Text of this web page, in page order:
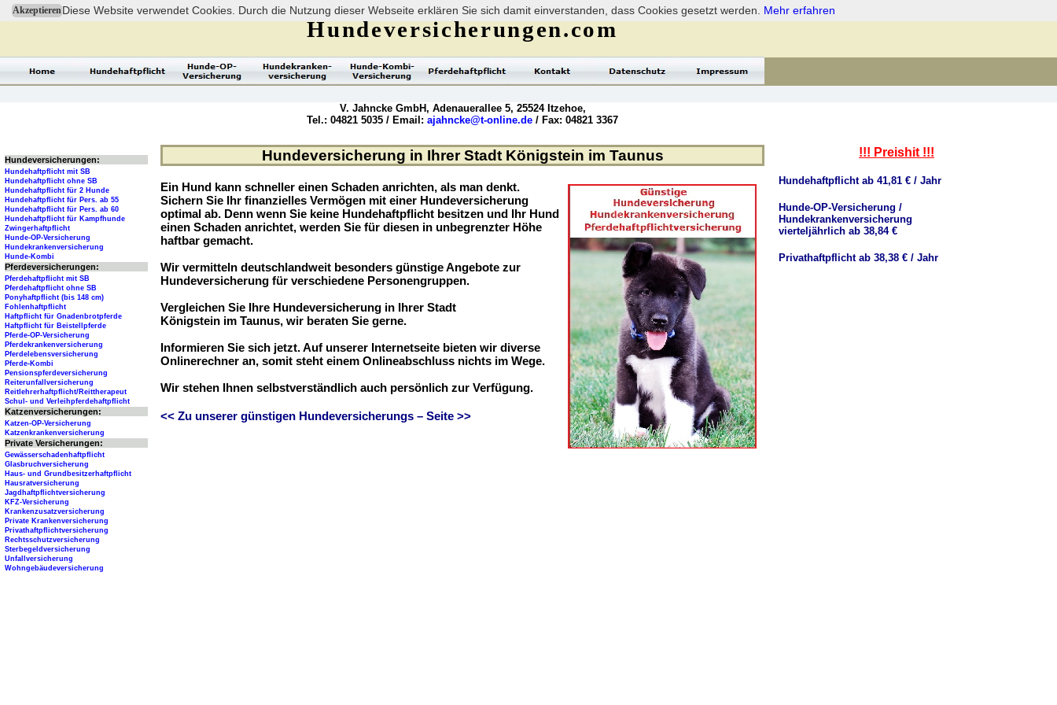
AkzeptierenDiese Website verwendet Cookies. Durch die Nutzung dieser Webseite erklären Sie sich damit einverstanden, dass Cookies gesetzt werden. Mehr erfahren
Hundeversicherung in Ihrer Stadt Königstein im Taunus
Ein Hund kann schneller einen Schaden anrichten, als man denkt.
Sichern Sie Ihr finanzielles Vermögen mit einer Hundeversicherung
optimal ab. Denn wenn Sie keine Hundehaftpflicht besitzen und Ihr Hund
einen Schaden anrichtet, werden Sie für diesen in unbegrenzter Höhe
haftbar gemacht.
Wir vermitteln deutschlandweit besonders günstige Angebote zur
Hundeversicherung für verschiedene Personengruppen.
Vergleichen Sie Ihre Hundeversicherung in Ihrer Stadt
Königstein im Taunus, wir beraten Sie gerne.
Informieren Sie sich jetzt. Auf unserer Internetseite bieten wir diverse
Onlinerechner an, somit steht einem Onlineabschluss nichts im Wege.
Wir stehen Ihnen selbstverständlich auch persönlich zur Verfügung.
<< Zu unserer günstigen Hundeversicherungs – Seite >>
Hundeversicherungen.com
V. Jahncke GmbH, Adenauerallee 5, 25524 Itzehoe,
Tel.: 04821 5035 / Email: ajahncke@t-online.de / Fax: 04821 3367
!!! Preishit !!!
Hundehaftpflicht ab 41,81 € / Jahr
Hunde-OP-Versicherung /
Hundekrankenversicherung
vierteljährlich ab 38,84 €
Privathaftpflicht ab 38,38 € / Jahr
Hundeversicherungen:
Hundehaftpflicht mit SB
Hundehaftpflicht ohne SB
Hundehaftpflicht für 2 Hunde
Hundehaftpflicht für Pers. ab 55
Hundehaftpflicht für Pers. ab 60
Hundehaftpflicht für Kampfhunde
Zwingerhaftpflicht
Hunde-OP-Versicherung
Hundekrankenversicherung
Hunde-Kombi
Pferdeversicherungen:
Pferdehaftpflicht mit SB
Pferdehaftpflicht ohne SB
Ponyhaftpflicht (bis 148 cm)
Fohlenhaftpflicht
Haftpflicht für Gnadenbrotpferde
Haftpflicht für Beistellpferde
Pferde-OP-Versicherung
Pferdekrankenversicherung
Pferdelebensversicherung
Pferde-Kombi
Pensionspferdeversicherung
Reiterunfallversicherung
Reitlehrerhaftpflicht/Reittherapeut
Schul- und Verleihpferdehaftpflicht
Katzenversicherungen:
Katzen-OP-Versicherung
Katzenkrankenversicherung
Private Versicherungen:
Gewässerschadenhaftpflicht
Glasbruchversicherung
Haus- und Grundbesitzerhaftpflicht
Hausratversicherung
Jagdhaftpflichtversicherung
KFZ-Versicherung
Krankenzusatzversicherung
Private Krankenversicherung
Privathaftpflichtversicherung
Rechtsschutzversicherung
Sterbegeldversicherung
Unfallversicherung
Wohngebäudeversicherung